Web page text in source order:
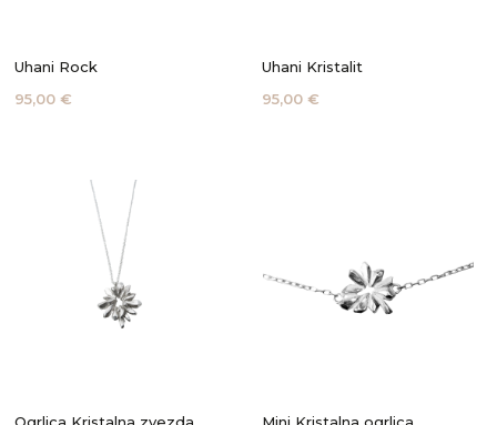
Uhani Rock
95,00 €
Uhani Kristalit
95,00 €